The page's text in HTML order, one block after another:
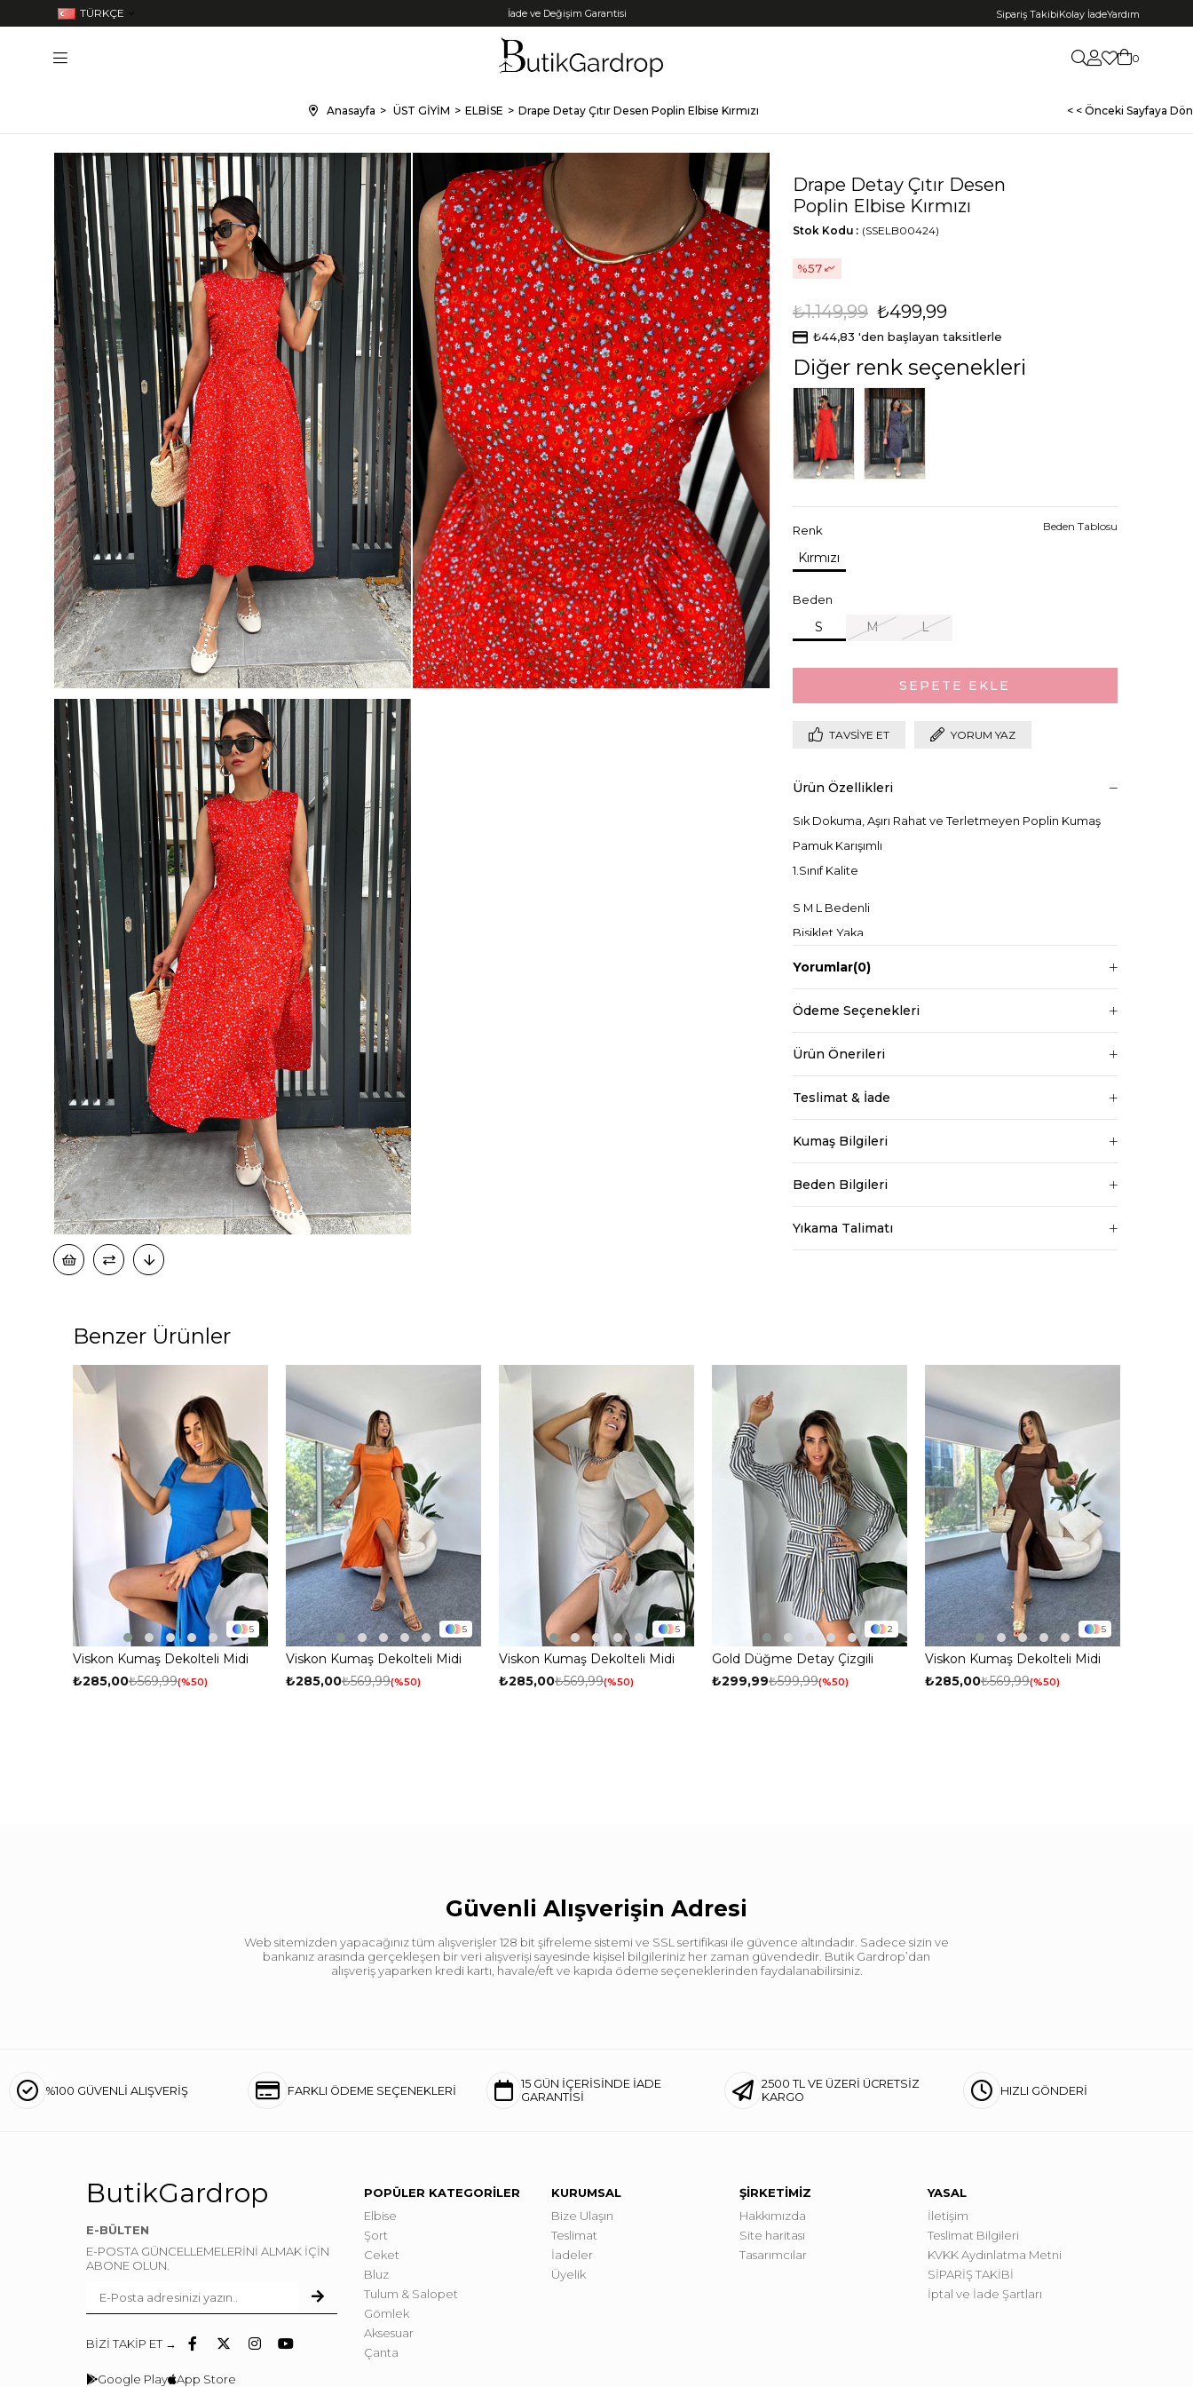
TÜRKÇE Tüm Kredi Kartlarına +12 Taksit İmkanı! Sipariş TakibiKolay İadeYardım
0
Anasayfa ÜST GİYİM ELBİSE Drape Detay Çıtır Desen Poplin Elbise Kırmızı < < Önceki Sayfaya Dön
Drape Detay Çıtır Desen
Poplin Elbise Kırmızı
(SSELB00424)
Stok Kodu
57
₺1.149,99 ₺499,99
₺44,83 'den başlayan taksitlerle
Diğer renk seçenekleri
Tükendi
Renk
Kırmızı
Beden
S M L
Beden Tablosu
TAVSIYE ET YORUM YAZ
Ürün Özellikleri
Sık Dokuma, Aşırı Rahat ve Terletmeyen Poplin Kumaş
Pamuk Karışımlı
1.Sınıf Kalite
S M L Bedenli
Bisiklet Yaka
Manken ölçüleri ise;
Boy 1.68 cm
Yorumlar(0)
Ödeme Seçenekleri
Ürün Önerileri
Teslimat & İade
Kumaş Bilgileri
Beden Bilgileri
Yıkama Talimatı
Benzer Ürünler
5
Viskon Kumaş Dekolteli Midi
Kadın Elbise Mavi
₺285,00₺569,99 %50
5
Viskon Kumaş Dekolteli Midi
Kadın Elbise Turuncu
₺285,00₺569,99 %50
5
Viskon Kumaş Dekolteli Midi
Kadın Elbise Gri
₺285,00₺569,99 %50
2
Gold Düğme Detay Çizgili
Gömlek Elbise Gri
₺299,99₺599,99 %50
5
Viskon Kumaş Dekolteli Midi
Kadın Elbise Kahve
₺285,00₺569,99 %50
Güvenli Alışverişin Adresi
Web sitemizden yapacağınız tüm alışverişler 128 bit şifreleme sistemi ve SSL sertifikası ile güvence altındadır. Sadece sizin ve
bankanız arasında gerçekleşen bir veri alışverişi sayesinde kişisel bilgileriniz her zaman güvendedir. Butik Gardrop’dan
alışveriş yaparken kredi kartı, havale/eft ve kapıda ödeme seçeneklerinden faydalanabilirsiniz.
%100 GÜVENLİ ALIŞVERİŞ FARKLI ÖDEME SEÇENEKLERİ
15 GÜN İÇERİSİNDE İADE
GARANTİSİ
2500 TL VE ÜZERİ ÜCRETSİZ
KARGO
HIZLI GÖNDERİ
ButikGardrop
E-BÜLTEN
E-POSTA GÜNCELLEMELERİNİ ALMAK İÇİN
ABONE OLUN.
BİZİ TAKİP ET →
Google Play App Store
POPÜLER KATEGORİLER
Elbise
Şort
Ceket
Bluz
Tulum & Salopet
Gömlek
Aksesuar
Çanta
KURUMSAL
Bize Ulaşın
Teslimat
İadeler
Üyelik
ŞİRKETİMİZ
Hakkımızda
Site haritası
Tasarımcılar
YASAL
İletişim
Teslimat Bilgileri
KVKK Aydınlatma Metni
SİPARİŞ TAKİBİ
İptal ve İade Şartları
KARGO
Çevir Kazan